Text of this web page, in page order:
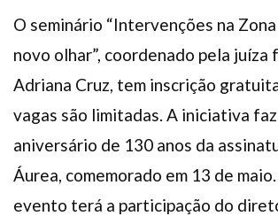
O seminário “Intervenções na
novo olhar”, coordenado pela juíza
Adriana Cruz, tem inscrição
vagas são limitadas. A iniciativa
aniversário de 130 anos da
Áurea, comemorado em 13 de
evento terá a participação do